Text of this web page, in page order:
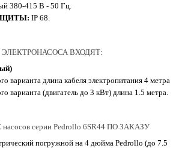
380-415 В - 50 Гц.
IP 68.
ВХОДЯТ:
варианта длина кабеля электропитания 4 метра
варианта (двигатель до 3 кВт) длина 1.5 метра.
серии Pedrollo 6SR44 ПО ЗАКАЗУ
погружной на 4 дюйма Pedrollo (до 7.5